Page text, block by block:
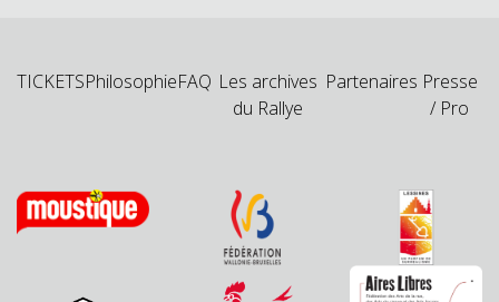
TICKETSPhilosophieFAQ Les archives
du Rallye
Partenaires Presse
/ Pro